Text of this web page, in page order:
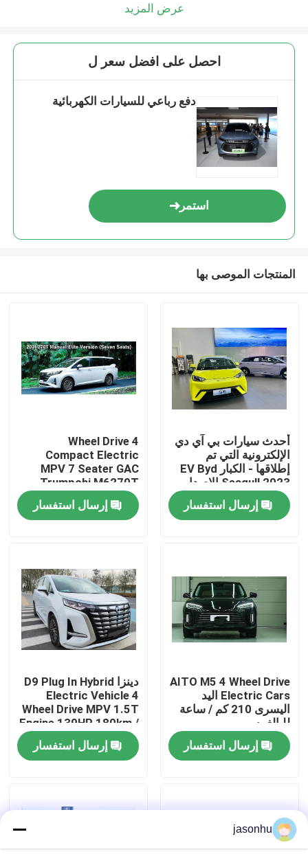
منزل
المنتجات
جولة في المعمل
ضبط الجودة
طلب اقتباس
السيارات المستعملة
سيارات كهربائية كبيرة
عرض المزيد
احصل على افضل سعر ل
دفع رباعي للسيارات الكهربائية
استمر
المنتجات الموصى بها
أحدث سيارات بي آي دي
الإلكترونية التي تم
إطلاقها - الكبار EV Byd
Seagull 2023 الإصدار
المجاني سيارة كهربائية
شمسيةإرسال استفسار
4 Wheel Drive
Compact Electric
MPV 7 Seater GAC
Trumpchi M6270T
Manual Elite Edition
إرسال استفسار
AITO M5 4 Wheel Drive
Electric Cars اليد
اليسرى 210 كم / ساعة
للبالغين
إرسال استفسار
دينزا D9 Plug In Hybrid
Electric Vehicle 4
Wheel Drive MPV 1.5T
Engine 139HP 180km /
H
إرسال استفسار
jasonhu